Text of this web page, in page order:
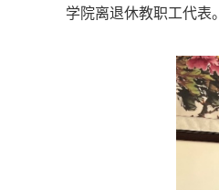
学院离退休教职工代表。